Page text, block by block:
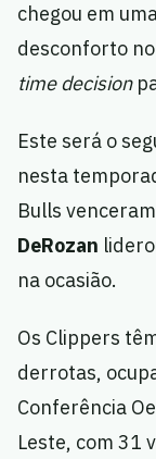
chegou em
desconforto
time decision
Este será o
nesta
Bulls
DeRozan
na ocasião.
Os Clippers
derrotas,
Conferência
Leste, com 31